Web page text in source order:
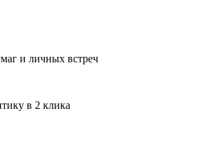
и личных встреч
в 2 клика